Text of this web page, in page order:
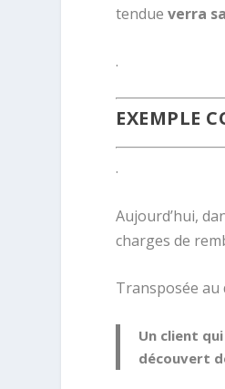
tendueverra
.
EXEMPLE
.
Aujourd’hui,
charges de
Transposée
Un client
découvert